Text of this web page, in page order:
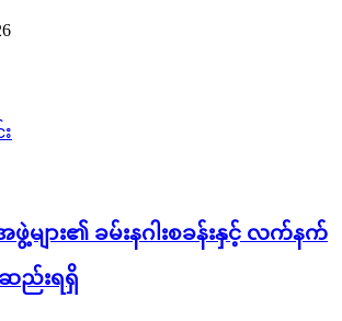
ဖွဲ့များ၏ ခမ်းနဂါးစခန်းနှင့် လက်နက်
ဆည်းရရှိ